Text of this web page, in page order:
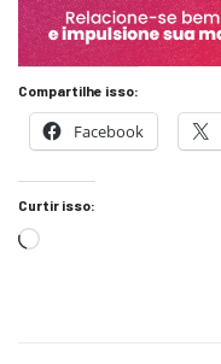
Compartilhe isso:
Facebook
Curtir isso: